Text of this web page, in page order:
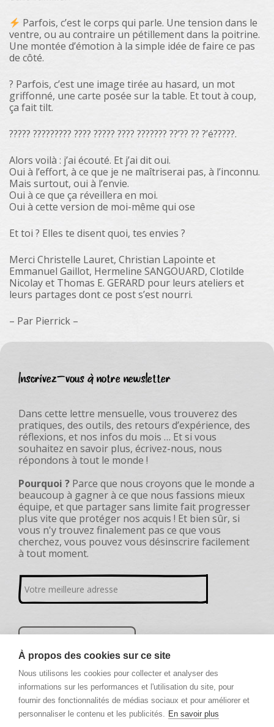
Parfois, c’est le corps qui parle. Une tension dans le
ventre, ou au contraire un pétillement dans la poitrine.
Une montée d’émotion à la simple idée de faire ce pas
de côté.
?️ Parfois, c’est une image tirée au hasard, un mot
griffonné, une carte posée sur la table. Et tout à coup,
ça fait tilt.
????? ????????? ???? ????? ???? ??????? ??’?? ?? ?’é?????.
Alors voilà : j’ai écouté. Et j’ai dit oui.
Oui à l’effort, à ce que je ne maîtriserai pas, à l’inconnu.
Mais surtout, oui à l’envie.
Oui à ce que ça réveillera en moi.
Oui à cette version de moi-même qui ose
Et toi ? Elles te disent quoi, tes envies ?
Merci Christelle Lauret, Christian Lapointe et
Emmanuel Gaillot, Hermeline SANGOUARD, Clotilde
Nicolay et Thomas E. GERARD pour leurs ateliers et
leurs partages dont ce post s’est nourri.
– Par Pierrick –
Inscrivez-vous à notre newsletter
Dans cette lettre mensuelle, vous trouverez des
pratiques, des outils, des retours d’expérience, des
réflexions, et nos infos du mois … Et si vous
souhaitez en savoir plus, écrivez-nous, nous
répondons à tout le monde !
Pourquoi ? Parce que nous croyons que le monde a
beaucoup à gagner à ce que nous fassions mieux
équipe, et que partager sans limite fait progresser
plus vite que protéger nos acquis ! Et bien sûr, si
vous n'y trouvez finalement pas ce que vous
cherchez, vous pouvez vous désinscrire facilement
à tout moment.
À propos des cookies sur ce site
Nous utilisons les cookies pour collecter et analyser des
informations sur les performances et l'utilisation du site, pour
fournir des fonctionnalités de médias sociaux et pour améliorer et
personnaliser le contenu et les publicités. En savoir plus